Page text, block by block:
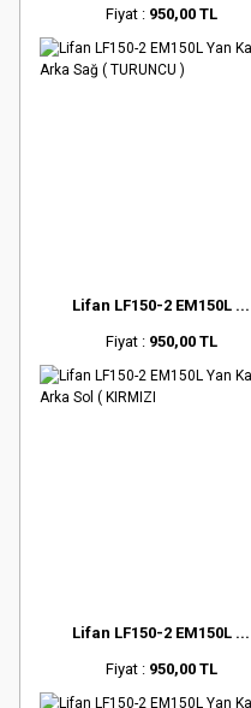
Fiyat : 950,00 TL
Lifan LF150-2 EM150L ...
Fiyat : 950,00 TL
Lifan LF150-2 EM150L ...
Fiyat : 950,00 TL